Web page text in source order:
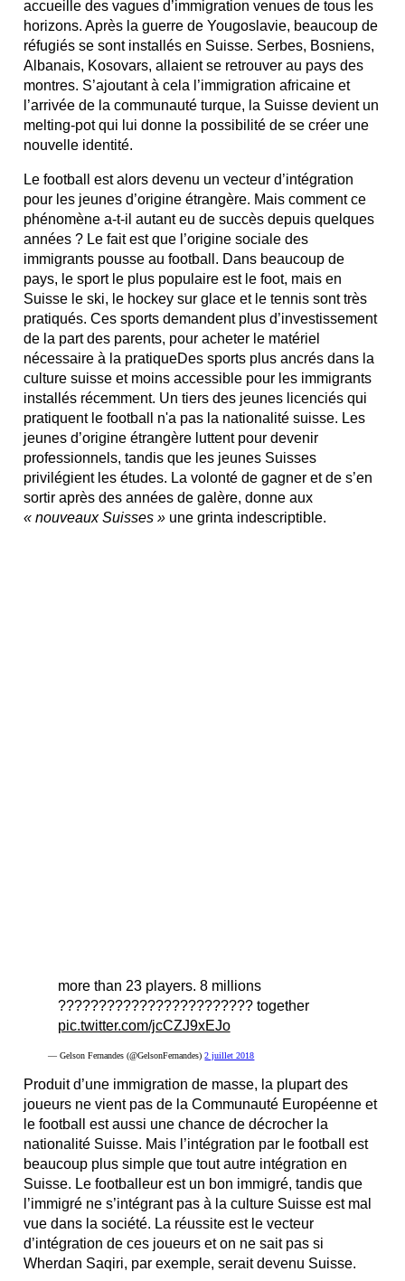
accueille des vagues d’immigration venues de tous les
horizons. Après la guerre de Yougoslavie, beaucoup de
réfugiés se sont installés en Suisse. Serbes, Bosniens,
Albanais, Kosovars, allaient se retrouver au pays des
montres. S’ajoutant à cela l’immigration africaine et
l’arrivée de la communauté turque, la Suisse devient un
melting-pot qui lui donne la possibilité de se créer une
nouvelle identité.
Le football est alors devenu un vecteur d’intégration
pour les jeunes d’origine étrangère. Mais comment ce
phénomène a-t-il autant eu de succès depuis quelques
années ? Le fait est que l’origine sociale des
immigrants pousse au football. Dans beaucoup de
pays, le sport le plus populaire est le foot, mais en
Suisse le ski, le hockey sur glace et le tennis sont très
pratiqués. Ces sports demandent plus d’investissement
de la part des parents, pour acheter le matériel
nécessaire à la pratiqueDes sports plus ancrés dans la
culture suisse et moins accessible pour les immigrants
installés récemment. Un tiers des jeunes licenciés qui
pratiquent le football n'a pas la nationalité suisse. Les
jeunes d’origine étrangère luttent pour devenir
professionnels, tandis que les jeunes Suisses
privilégient les études. La volonté de gagner et de s’en
sortir après des années de galère, donne aux
« nouveaux Suisses » une grinta indescriptible.
more than 23 players. 8 millions
???????????????????????? together
pic.twitter.com/jcCZJ9xEJo
— Gelson Fernandes (@GelsonFernandes)2 juillet 2018
Produit d’une immigration de masse, la plupart des
joueurs ne vient pas de la Communauté Européenne et
le football est aussi une chance de décrocher la
nationalité Suisse. Mais l’intégration par le football est
beaucoup plus simple que tout autre intégration en
Suisse. Le footballeur est un bon immigré, tandis que
l’immigré ne s’intégrant pas à la culture Suisse est mal
vue dans la société. La réussite est le vecteur
d’intégration de ces joueurs et on ne sait pas si
Wherdan Saqiri, par exemple, serait devenu Suisse.